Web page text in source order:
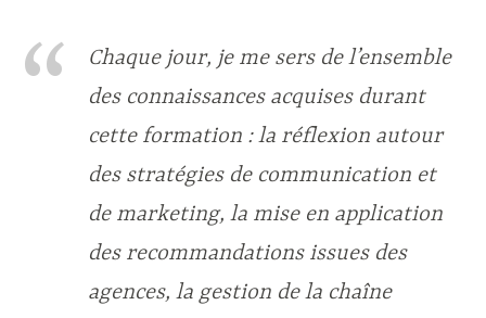
Chaque jour, je me sers de l’ensemble
des connaissances acquises durant
cette formation : la réflexion autour
des stratégies de communication et
de marketing, la mise en application
des recommandations issues des
agences, la gestion de la chaîne